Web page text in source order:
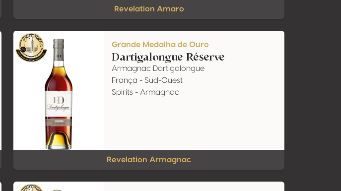
Revelation Amaro
Grande Medalha de Ouro
Dartigalongue Réserve
Armagnac Dartigalongue
França - Sud-Ouest
Spirits - Armagnac
Revelation Armagnac